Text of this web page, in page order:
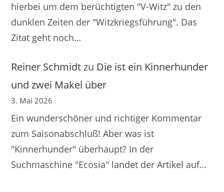
hierbei um dem berüchtigten "V-Witz" zu den
dunklen Zeiten der "Witzkriegsführung". Das
Zitat geht noch…
Reiner Schmidtzu Die ist ein Kinnerhunder
und zwei Makel über
3. Mai 2026
Ein wunderschöner und richtiger Kommentar
zum Saisonabschluß! Aber was ist
"Kinnerhunder" überhaupt? In der
Suchmaschine "Ecosia" landet der Artikel auf…